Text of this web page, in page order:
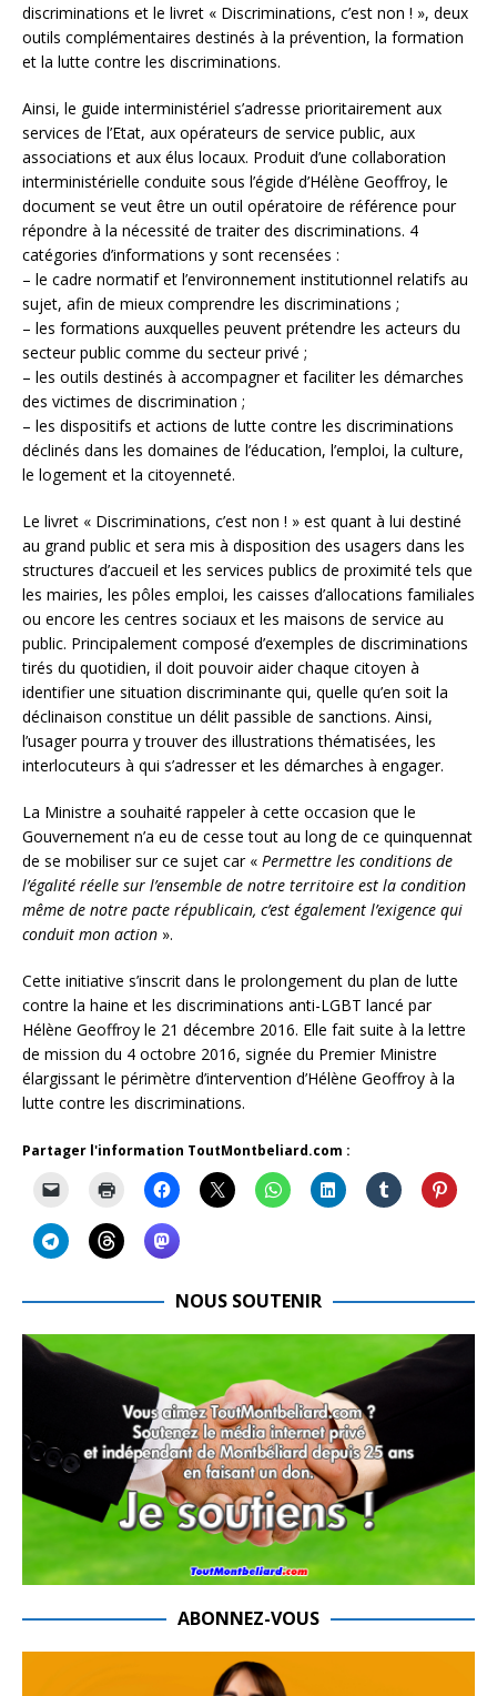
discriminations et le livret « Discriminations, c’est non ! », deux
outils complémentaires destinés à la prévention, la formation
et la lutte contre les discriminations.
Ainsi, le guide interministériel s’adresse prioritairement aux
services de l’Etat, aux opérateurs de service public, aux
associations et aux élus locaux. Produit d’une collaboration
interministérielle conduite sous l’égide d’Hélène Geoffroy, le
document se veut être un outil opératoire de référence pour
répondre à la nécessité de traiter des discriminations. 4
catégories d’informations y sont recensées :
– le cadre normatif et l’environnement institutionnel relatifs au
sujet, afin de mieux comprendre les discriminations ;
– les formations auxquelles peuvent prétendre les acteurs du
secteur public comme du secteur privé ;
– les outils destinés à accompagner et faciliter les démarches
des victimes de discrimination ;
– les dispositifs et actions de lutte contre les discriminations
déclinés dans les domaines de l’éducation, l’emploi, la culture,
le logement et la citoyenneté.
Le livret « Discriminations, c’est non ! » est quant à lui destiné
au grand public et sera mis à disposition des usagers dans les
structures d’accueil et les services publics de proximité tels que
les mairies, les pôles emploi, les caisses d’allocations familiales
ou encore les centres sociaux et les maisons de service au
public. Principalement composé d’exemples de discriminations
tirés du quotidien, il doit pouvoir aider chaque citoyen à
identifier une situation discriminante qui, quelle qu’en soit la
déclinaison constitue un délit passible de sanctions. Ainsi,
l’usager pourra y trouver des illustrations thématisées, les
interlocuteurs à qui s’adresser et les démarches à engager.
La Ministre a souhaité rappeler à cette occasion que le
Gouvernement n’a eu de cesse tout au long de ce quinquennat
de se mobiliser sur ce sujet car « Permettre les conditions de
l’égalité réelle sur l’ensemble de notre territoire est la condition
même de notre pacte républicain, c’est également l’exigence qui
conduit mon action ».
Cette initiative s’inscrit dans le prolongement du plan de lutte
contre la haine et les discriminations anti-LGBT lancé par
Hélène Geoffroy le 21 décembre 2016. Elle fait suite à la lettre
de mission du 4 octobre 2016, signée du Premier Ministre
élargissant le périmètre d’intervention d’Hélène Geoffroy à la
lutte contre les discriminations.
Partager l'information ToutMontbeliard.com :
NOUS SOUTENIR
ABONNEZ-VOUS